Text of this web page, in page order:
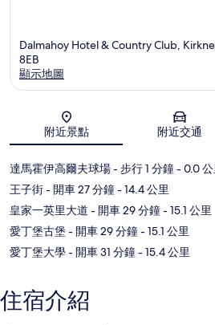
Dalmahoy Hotel & Country Club,
8EB
顯示地圖
附近景點 附近交通
達馬霍伊高爾夫球場- 步行 1 分鐘- 0.0 公
王子街- 開車 27 分鐘- 14.4 公里
皇家一英里大道 - 開車 29 分鐘- 15.1 公里
愛丁堡古堡 - 開車 29 分鐘- 15.1 公里
愛丁堡大學- 開車 31 分鐘- 15.4 公里
住宿介紹